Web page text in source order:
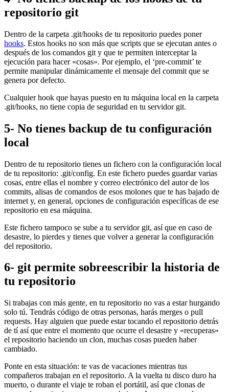
repositorio git
Dentro de la carpeta .git/hooks de tu repositorio puedes poner
hooks. Estos hooks no son más que scripts que se ejecutan antes o
después de los comandos git y que te permiten interceptar la
ejecución para hacer «cosas». Por ejemplo, el ‘pre-commit’ te
permite manipular dinámicamente el mensaje del commit que se
genera por defecto.
Cualquier hook que hayas puesto en tu máquina local en la carpeta
.git/hooks, no tiene copia de seguridad en tu servidor git.
5- No tienes backup de tu configuración
local
Dentro de tu repositorio tienes un fichero con la configuración local
de tu repositorio: .git/config. En este fichero puedes guardar varias
cosas, entre ellas el nombre y correo electrónico del autor de los
commits, alisas de comandos de esos molones que te has bajado de
internet y, en general, opciones de configuración específicas de ese
repositorio en esa máquina.
Este fichero tampoco se sube a tu servidor git, así que en caso de
desastre, lo pierdes y tienes que volver a generar la configuración
del repositorio.
6- git permite sobreescribir la historia de
tu repositorio
Si trabajas con más gente, en tu repositorio no vas a estar hurgando
solo tú. Tendrás código de otras personas, harás merges o pull
requests. Hay alguien que puede estar tocando el repositorio detrás
de tí así que entre el momento que ocurre el desastre y «recuperas»
el repositorio haciendo un clon, muchas cosas pueden haber
cambiado.
Ponte en esta situación: te vas de vacaciones mientras tus
compañeros trabajan en el repositorio. A la vuelta tu disco duro ha
muerto, o durante el viaje te roban el portátil, así que clonas de